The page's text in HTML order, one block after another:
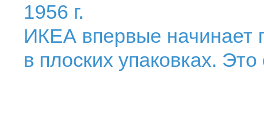
1956 г.
ИКЕА впервые начинает
в плоских упаковках.